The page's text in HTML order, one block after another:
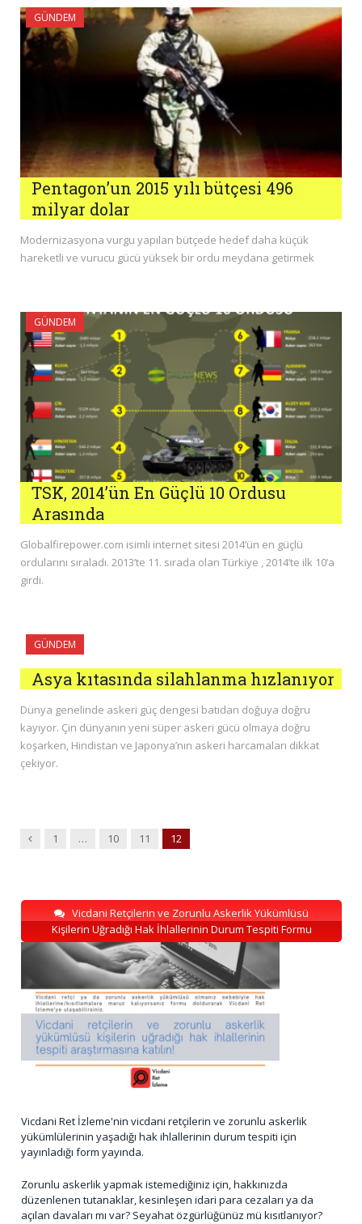
GÜNDEM
Pentagon’un 2015 yılı bütçesi 496
milyar dolar
Modernizasyona vurgu yapılan bütçede hedef daha küçük
hareketli ve vurucu gücü yüksek bir ordu meydana getirmek
GÜNDEM
TSK, 2014’ün En Güçlü 10 Ordusu
Arasında
Globalfirepower.com isimli internet sitesi 2014’ün en güçlü
ordularını sıraladı. 2013’te 11. sırada olan Türkiye , 2014’te ilk 10’a
girdi.
GÜNDEM
Asya kıtasında silahlanma hızlanıyor
Dünya genelinde askeri güç dengesi batıdan doğuya doğru
kayıyor. Çin dünyanın yeni süper askeri gücü olmaya doğru
koşarken, Hindistan ve Japonya’nın askeri harcamaları dikkat
çekiyor.
Previous
1 … 10 11 12
Vicdani Retçilerin ve Zorunlu Askerlik Yükümlüsü
Kişilerin Uğradığı Hak İhlallerinin Durum Tespiti Formu
Vicdani Ret İzleme'nin vicdani retçilerin ve zorunlu askerlik
yükümlülerinin yaşadığı hak ihlallerinin durum tespiti için
yayınladığı form yayında.
Zorunlu askerlik yapmak istemediğiniz için, hakkınızda
düzenlenen tutanaklar, kesinleşen idari para cezaları ya da
açılan davaları mı var? Seyahat özgürlüğünüz mü kısıtlanıyor?